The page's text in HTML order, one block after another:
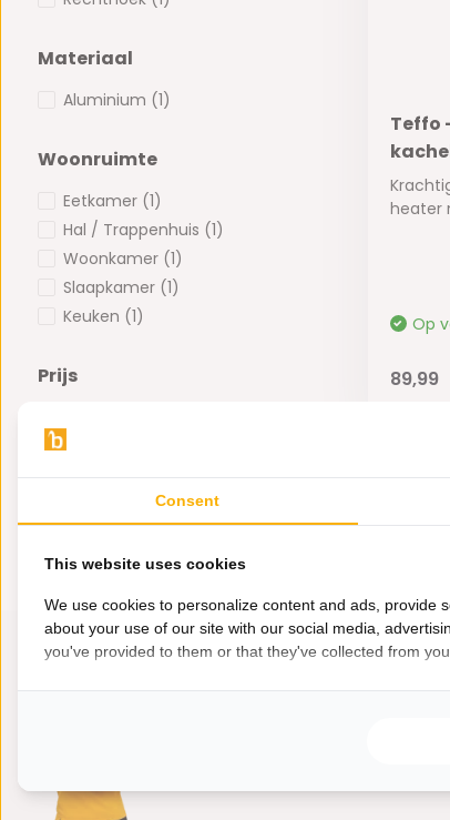
Materiaal
Aluminium (1)
Woonruimte
Eetkamer (1)
Hal / Trappenhuis (1)
Woonkamer (1)
Slaapkamer (1)
Keuken (1)
Prijs
Teffo
heater
Op
89,99
Consent
This website uses cookies
We use cookies to personalize content and ads, provide
about your use of our site with our social media,
you've provided to them or that they've collected from